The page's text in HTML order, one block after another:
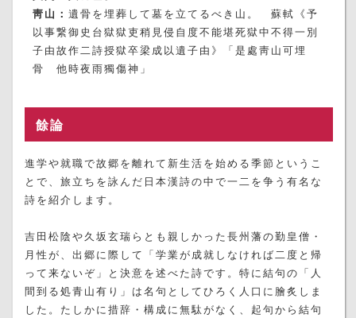
靑山： 遺骨を埋葬して墓を立てるべき山。 蘇軾《予
以事繋御史台獄獄吏稍見侵自度不能堪死獄中不得一別
子由故作二詩授獄卒梁成以遺子由》「是處靑山可埋
骨 他時夜雨獨傷神」
餘論
進学や就職で故郷を離れて新生活を始める季節というこ
とで、旅立ちを詠んだ日本漢詩の中で一二を争う有名な
詩を紹介します。
吉田松陰や久坂玄瑞らとも親しかった長州藩の勤皇僧・
月性が、出郷に際して「学業が成就しなければ二度と帰
って来ないぞ」と決意を述べた詩です。特に結句の「人
間到る処青山有り」は名句としてひろく人口に膾炙しま
した。たしかに措辞・構成に無駄がなく、起句から結句